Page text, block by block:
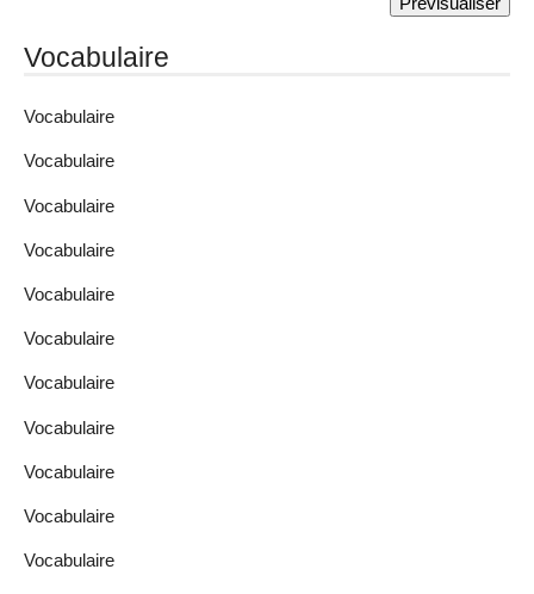
Vocabulaire
Vocabulaire
Vocabulaire
Vocabulaire
Vocabulaire
Vocabulaire
Vocabulaire
Vocabulaire
Vocabulaire
Vocabulaire
Vocabulaire
Vocabulaire